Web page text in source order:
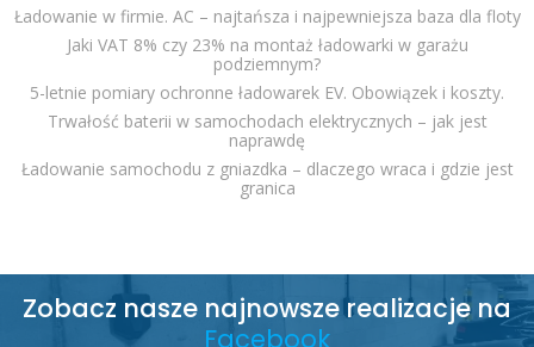
Ładowanie w firmie. AC – najtańsza i najpewniejsza baza dla floty
Jaki VAT 8% czy 23% na montaż ładowarki w garażu
podziemnym?
5-letnie pomiary ochronne ładowarek EV. Obowiązek i koszty.
Trwałość baterii w samochodach elektrycznych – jak jest
naprawdę
Ładowanie samochodu z gniazdka – dlaczego wraca i gdzie jest
granica
Zobacz nasze najnowsze realizacje na
Facebook